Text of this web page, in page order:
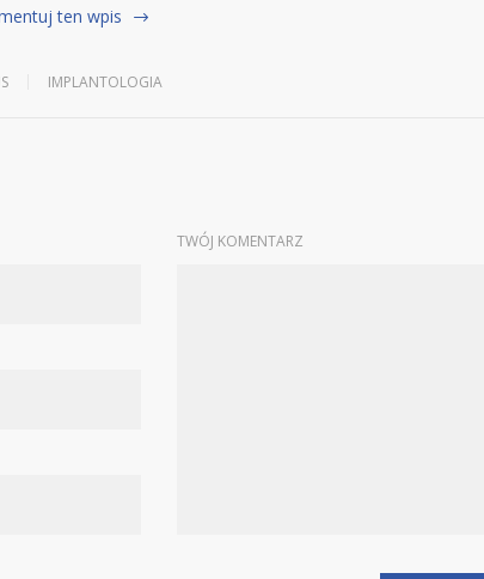
ten wpis
IMPLANTOLOGIA
TWÓJ KOMENTARZ